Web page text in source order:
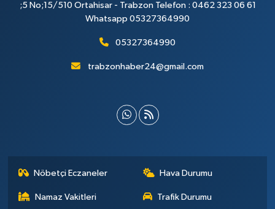
;5 No;15/510 Ortahisar - Trabzon Telefon : 0462 323 06 61
Whatsapp 05327364990
05327364990
trabzonhaber24@gmail.com
Nöbetçi Eczaneler Hava Durumu
Namaz Vakitleri Trafik Durumu